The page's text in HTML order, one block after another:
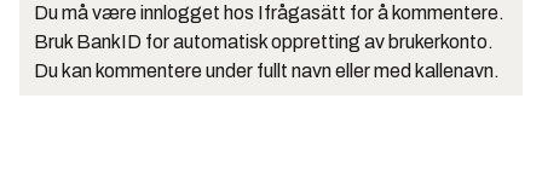
Du må være innlogget hos Ifrågasätt for å kommentere.
Bruk BankID for automatisk oppretting av brukerkonto.
Du kan kommentere under fullt navn eller med kallenavn.